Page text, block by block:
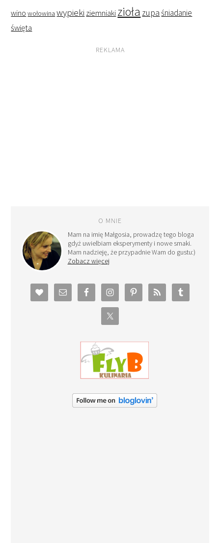
wino wołowina wypieki ziemniaki zioła zupaśniadanie
święta
REKLAMA
O MNIE
Mam na imię Małgosia, prowadzę tego bloga
gdyż uwielbiam eksperymenty i nowe smaki.
Mam nadzieję, że przypadnie Wam do gustu:)
Zobacz więcej